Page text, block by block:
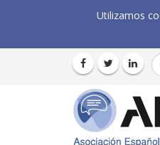
Utilizamos